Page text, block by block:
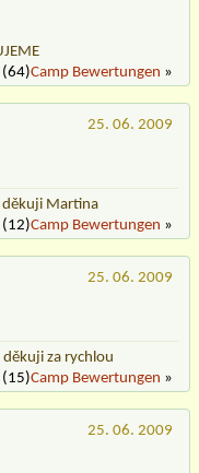
(64)Camp Bewertungen »
25. 06. 2009
děkuji Martina
(12)Camp Bewertungen »
25. 06. 2009
za rychlou
(15)Camp Bewertungen »
25. 06. 2009